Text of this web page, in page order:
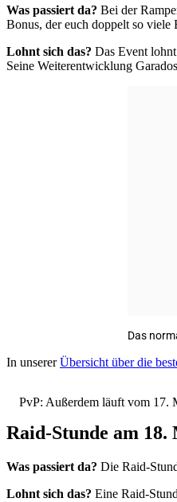
Was passiert da? Bei der
Bonus, der euch doppelt so
Lohnt sich das? Das Event
Seine Weiterentwicklung
Das
In unsererÜbersicht über die
PvP: Außerdem läuft vom 17.
Raid-Stunde am 18.
Was passiert da? Die Raid-
Lohnt sich das? Eine Raid-